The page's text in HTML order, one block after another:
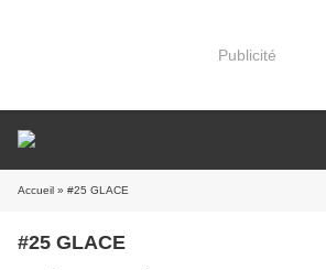
Publicité
Accueil » #25 GLACE
#25 GLACE